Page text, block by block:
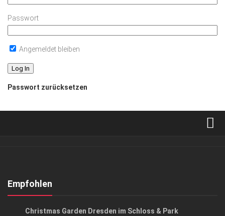
Passwort
Angemeldet bleiben
Passwort zurücksetzen
Kontakt, Impressum
Empfohlen
Christmas Garden Dresden im Schloss & Park